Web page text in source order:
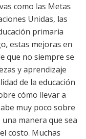
como las Metas
Unidas, las
primaria
estas mejoras en
que no siempre se
y aprendizaje
de la educación
cómo llevar a
muy poco sobre
manera que sea
costo. Muchas